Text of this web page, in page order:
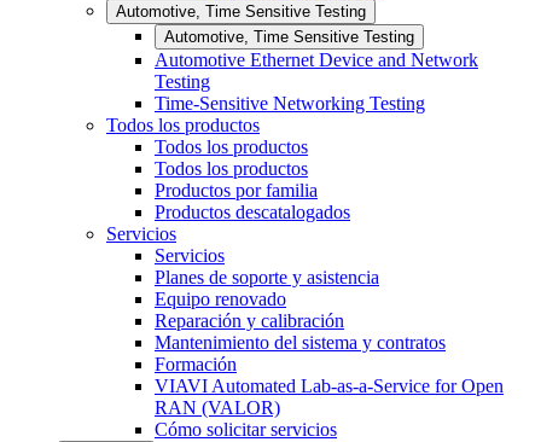
Automotive, Time Sensitive Testing
Automotive, Time Sensitive Testing
Automotive Ethernet Device and Network
Testing
Time-Sensitive Networking Testing
Todos los productos
Todos los productos
Todos los productos
Productos por familia
Productos descatalogados
Servicios
Servicios
Planes de soporte y asistencia
Equipo renovado
Reparación y calibración
Mantenimiento del sistema y contratos
Formación
VIAVI Automated Lab-as-a-Service for Open
RAN (VALOR)
Cómo solicitar servicios